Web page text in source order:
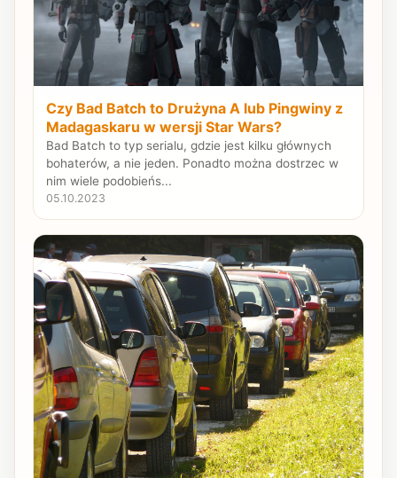
Czy Bad Batch to Drużyna A lub Pingwiny z
Madagaskaru w wersji Star Wars?
Bad Batch to typ serialu, gdzie jest kilku głównych
bohaterów, a nie jeden. Ponadto można dostrzec w
nim wiele podobieńs...
05.10.2023